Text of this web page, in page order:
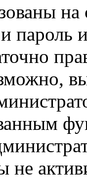
на
и пароль
не